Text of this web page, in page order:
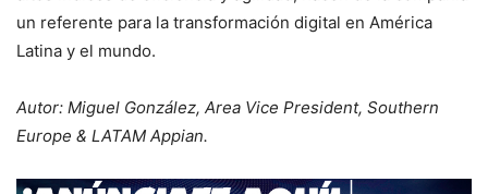
un referente para la transformación digital en América
Latina y el mundo.
Autor: Miguel González, Area Vice President, Southern
Europe & LATAM Appian.